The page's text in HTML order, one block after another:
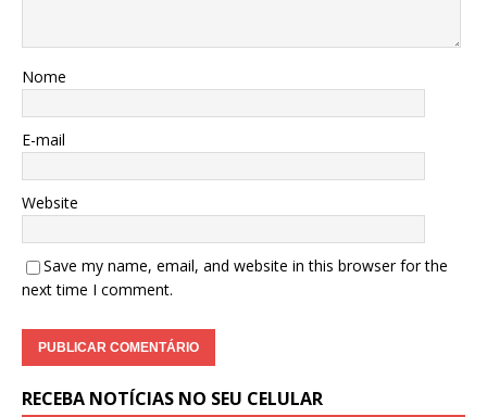
Nome
E-mail
Website
Save my name, email, and website in this browser for the
next time I comment.
RECEBA NOTÍCIAS NO SEU CELULAR